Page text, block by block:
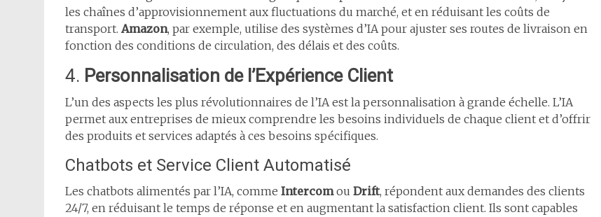
les chaînes d’approvisionnement aux fluctuations du marché, et en réduisant les coûts de
transport. Amazon, par exemple, utilise des systèmes d’IA pour ajuster ses routes de livraison en
fonction des conditions de circulation, des délais et des coûts.
4. Personnalisation de l’Expérience Client
L’un des aspects les plus révolutionnaires de l’IA est la personnalisation à grande échelle. L’IA
permet aux entreprises de mieux comprendre les besoins individuels de chaque client et d’offrir
des produits et services adaptés à ces besoins spécifiques.
Chatbots et Service Client Automatisé
Les chatbots alimentés par l’IA, comme Intercomou Drift, répondent aux demandes des clients
24/7, en réduisant le temps de réponse et en augmentant la satisfaction client. Ils sont capables